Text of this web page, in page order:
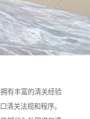
有丰富的清关经验
清关法规和程序。